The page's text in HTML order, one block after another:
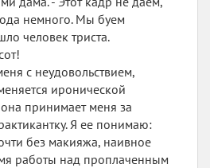
немного. Мы буем
человек триста.
с неудовольствием,
иронической
принимает меня за
Я ее понимаю:
без макияжа, наивное
работы над проплаченным